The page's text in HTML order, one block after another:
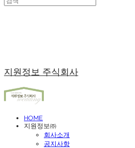
지원정보 주식회사
HOME
지원정보㈜
회사소개
공지사항